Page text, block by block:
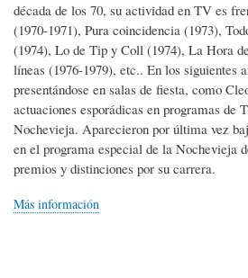
década de los 70, su actividad en TV es
(1970-1971), Pura coincidencia (1973),
(1974), Lo de Tip y Coll (1974), La Hora
líneas (1976-1979), etc.. En los siguientes
presentándose en salas de fiesta, como
actuaciones esporádicas en programas de
Nochevieja. Aparecieron por última vez
en el programa especial de la Nochevieja
premios y distinciones por su carrera.
Más información